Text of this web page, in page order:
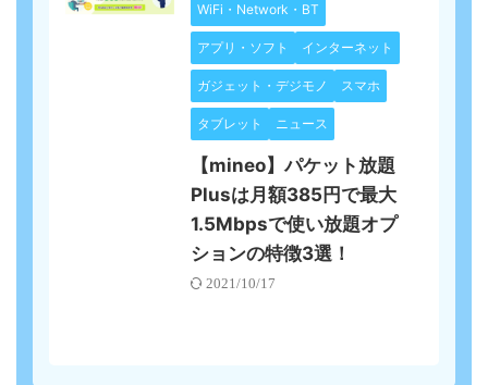
WiFi・Network・BT
アプリ・ソフト インターネット
ガジェット・デジモノ スマホ
タブレット ニュース
【mineo】パケット放題
Plusは月額385円で最大
1.5Mbpsで使い放題オプ
ションの特徴3選！
2021/10/17